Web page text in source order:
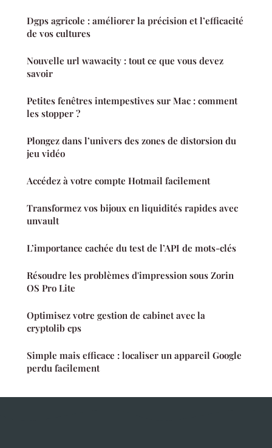
Dgps agricole : améliorer la précision et l’efficacité
de vos cultures
Nouvelle url wawacity : tout ce que vous devez
savoir
Petites fenêtres intempestives sur Mac : comment
les stopper ?
Plongez dans l’univers des zones de distorsion du
jeu vidéo
Accédez à votre compte Hotmail facilement
Transformez vos bijoux en liquidités rapides avec
unvault
L’importance cachée du test de l’API de mots-clés
Résoudre les problèmes d'impression sous Zorin
OS Pro Lite
Optimisez votre gestion de cabinet avec la
cryptolib cps
Simple mais efficace : localiser un appareil Google
perdu facilement